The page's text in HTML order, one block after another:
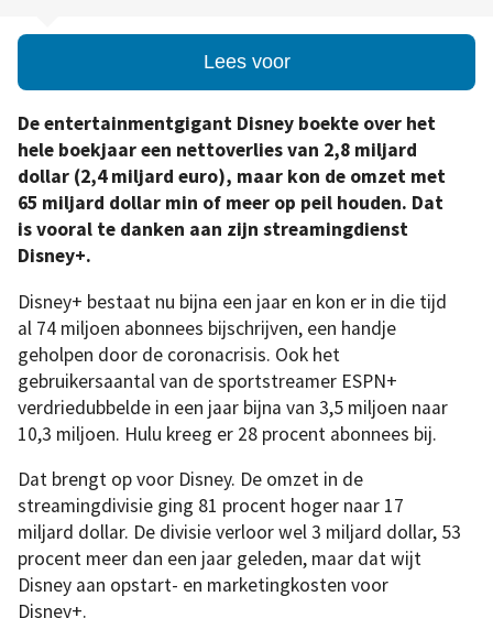
Lees voor
De entertainmentgigant Disney boekte over het
hele boekjaar een nettoverlies van 2,8 miljard
dollar (2,4 miljard euro), maar kon de omzet met
65 miljard dollar min of meer op peil houden. Dat
is vooral te danken aan zijn streamingdienst
Disney+.
Disney+ bestaat nu bijna een jaar en kon er in die tijd
al 74 miljoen abonnees bijschrijven, een handje
geholpen door de coronacrisis. Ook het
gebruikersaantal van de sportstreamer ESPN+
verdriedubbelde in een jaar bijna van 3,5 miljoen naar
10,3 miljoen. Hulu kreeg er 28 procent abonnees bij.
Dat brengt op voor Disney. De omzet in de
streamingdivisie ging 81 procent hoger naar 17
miljard dollar. De divisie verloor wel 3 miljard dollar, 53
procent meer dan een jaar geleden, maar dat wijt
Disney aan opstart- en marketingkosten voor
Disney+.